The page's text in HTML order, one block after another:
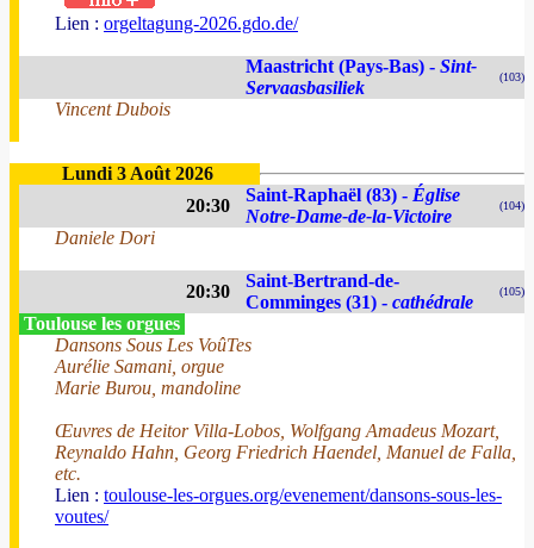
Lien : orgeltagung-2026.gdo.de/
Maastricht (Pays-Bas) - Sint-
Servaasbasiliek
(103)
Vincent Dubois
Lundi 3 Août 2026
20:30
Saint-Raphaël (83) - Église
Notre-Dame-de-la-Victoire
(104)
Daniele Dori
20:30
Saint-Bertrand-de-
Comminges (31) - cathédrale
(105)
Toulouse les orgues
Dansons Sous Les VoûTes
Aurélie Samani, orgue
Marie Burou, mandoline
Œuvres de Heitor Villa-Lobos, Wolfgang Amadeus Mozart,
Reynaldo Hahn, Georg Friedrich Haendel, Manuel de Falla,
etc.
Lien : toulouse-les-orgues.org/evenement/dansons-sous-les-
voutes/